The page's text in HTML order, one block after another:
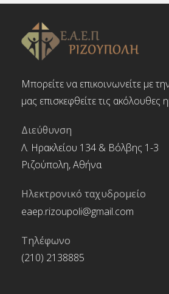
Μπορείτε να επικοινωνείτε με
μας επισκεφθείτε τις ακόλουθες
Διεύθυνση
Λ. Ηρακλείου 134 & Βόλβης 1-3
Ριζούπολη, Αθήνα
Ηλεκτρονικό ταχυδρομείο
eaep.rizoupoli@gmail.com
Τηλέφωνο
(210) 2138885